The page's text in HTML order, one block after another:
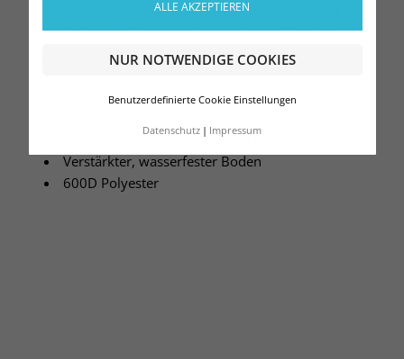
ALLE AKZEPTIEREN
NUR NOTWENDIGE COOKIES
Benutzerdefinierte Cookie Einstellungen
Datenschutz Impressum
Größe L: 70 x 32 x 34 cm (L x B x H), 76 Liter
Belüftetes Nassfach für schmutzige Kleidung
Geräumiges Hauptfach und praktische
Reißverschlusstaschen innen für wichtige
Verstellbarer Schultergurt und Griffe
Verstärkter, wasserfester Boden
600D Polyester